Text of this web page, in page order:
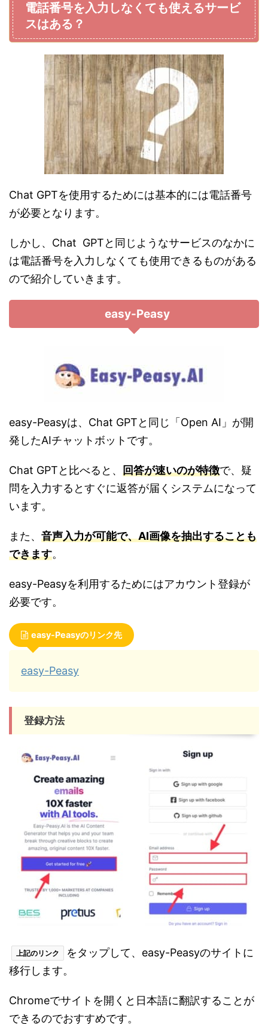
電話番号を入力しなくても使えるサービ
スはある？
Chat GPTを使用するためには基本的には電話番号
が必要となります。
しかし、Chat GPTと同じようなサービスのなかに
は電話番号を入力しなくても使用できるものがある
ので紹介していきます。
easy-Peasy
easy-Peasyは、Chat GPTと同じ「Open AI」が開
発したAIチャットボットです。
Chat GPTと比べると、 回答が速いのが特徴で、疑
問を入力するとすぐに返答が届くシステムになって
います。
また、 音声入力が可能で、AI画像を抽出することも
できます。
easy-Peasyを利用するためにはアカウント登録が
必要です。
easy-Peasyのリンク先
easy-Peasy
登録方法
上記のリンク
をタップして、easy-Peasyのサイトに
移行します。
Chromeでサイトを開くと日本語に翻訳することが
できるのでおすすめです。